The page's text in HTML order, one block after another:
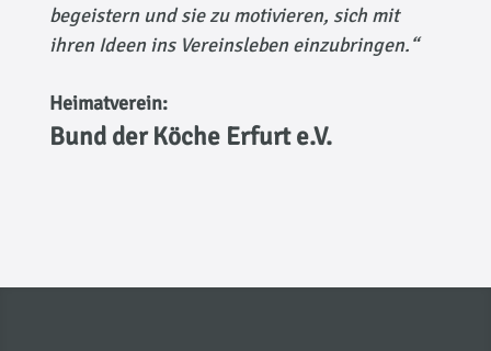
begeistern und sie zu motivieren, sich mit
ihren Ideen ins Vereinsleben einzubringen.“
Heimatverein:
Bund der Köche Erfurt e.V.